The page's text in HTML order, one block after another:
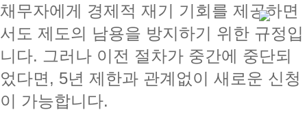
채무자에게 경제적 재기 기회를 제공하면
서도 제도의 남용을 방지하기 위한 규정입
니다. 그러나 이전 절차가 중간에 중단되
었다면, 5년 제한과 관계없이 새로운 신청
이 가능합니다.